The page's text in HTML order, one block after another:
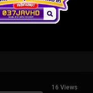
16 Views